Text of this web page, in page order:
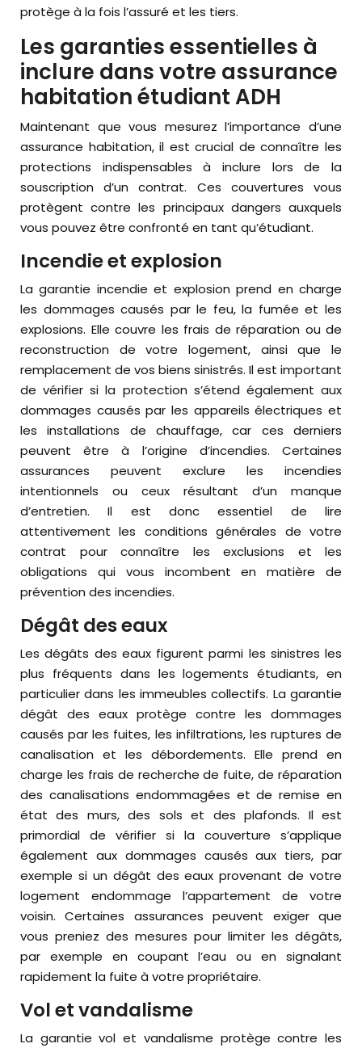
protège à la fois l’assuré et les tiers.
Les garanties essentielles à
inclure dans votre assurance
habitation étudiant ADH
Maintenant que vous mesurez l’importance d’une
assurance habitation, il est crucial de connaître les
protections indispensables à inclure lors de la
souscription d’un contrat. Ces couvertures vous
protègent contre les principaux dangers auxquels
vous pouvez être confronté en tant qu’étudiant.
Incendie et explosion
La garantie incendie et explosion prend en charge
les dommages causés par le feu, la fumée et les
explosions. Elle couvre les frais de réparation ou de
reconstruction de votre logement, ainsi que le
remplacement de vos biens sinistrés. Il est important
de vérifier si la protection s’étend également aux
dommages causés par les appareils électriques et
les installations de chauffage, car ces derniers
peuvent être à l’origine d’incendies. Certaines
assurances peuvent exclure les incendies
intentionnels ou ceux résultant d’un manque
d’entretien. Il est donc essentiel de lire
attentivement les conditions générales de votre
contrat pour connaître les exclusions et les
obligations qui vous incombent en matière de
prévention des incendies.
Dégât des eaux
Les dégâts des eaux figurent parmi les sinistres les
plus fréquents dans les logements étudiants, en
particulier dans les immeubles collectifs. La garantie
dégât des eaux protège contre les dommages
causés par les fuites, les infiltrations, les ruptures de
canalisation et les débordements. Elle prend en
charge les frais de recherche de fuite, de réparation
des canalisations endommagées et de remise en
état des murs, des sols et des plafonds. Il est
primordial de vérifier si la couverture s’applique
également aux dommages causés aux tiers, par
exemple si un dégât des eaux provenant de votre
logement endommage l’appartement de votre
voisin. Certaines assurances peuvent exiger que
vous preniez des mesures pour limiter les dégâts,
par exemple en coupant l’eau ou en signalant
rapidement la fuite à votre propriétaire.
Vol et vandalisme
La garantie vol et vandalisme protège contre les